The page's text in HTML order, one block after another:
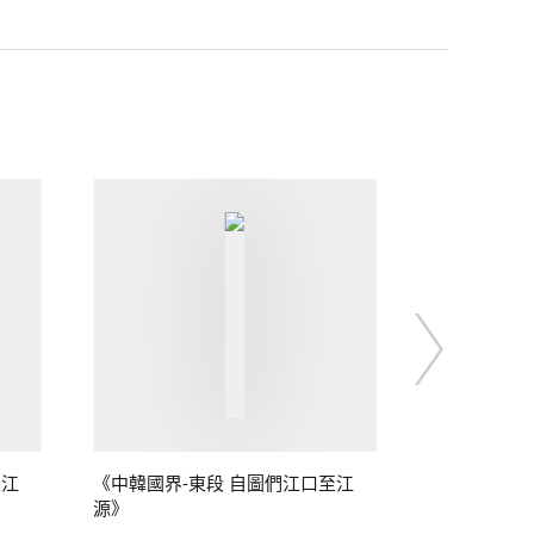
《中韓國界-東段 自圖們江口至江
源》